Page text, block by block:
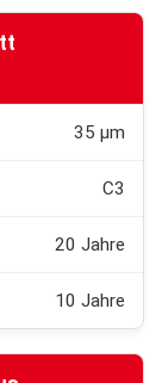
35 µm
C3
20 Jahre
10 Jahre